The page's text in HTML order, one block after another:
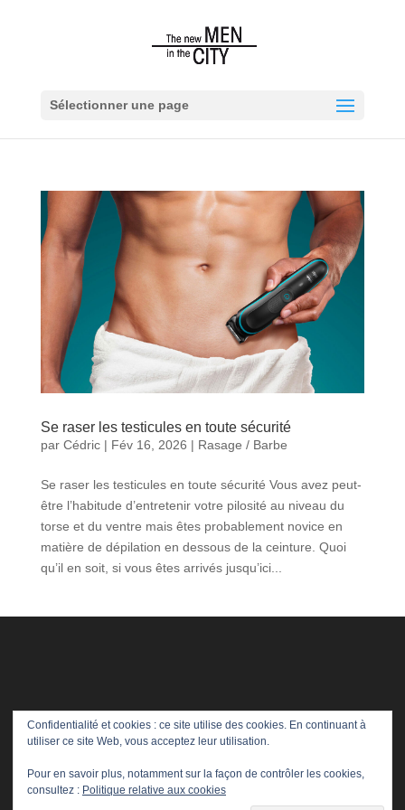
Sélectionner une page
Se raser les testicules en toute sécurité
par Cédric| Fév 16, 2026 | Rasage / Barbe
Se raser les testicules en toute sécurité Vous avez peut-
être l’habitude d’entretenir votre pilosité au niveau du
torse et du ventre mais êtes probablement novice en
matière de dépilation en dessous de la ceinture. Quoi
qu’il en soit, si vous êtes arrivés jusqu’ici...
Confidentialité et cookies : ce site utilise des cookies. En continuant à
utiliser ce site Web, vous acceptez leur utilisation.
Pour en savoir plus, notamment sur la façon de contrôler les cookies,
consultez : Politique relative aux cookies